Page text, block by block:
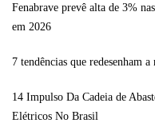
Fenabrave prevê alta de 3%
em 2026
7 tendências que redesenham
14 Impulso Da Cadeia de
Elétricos No Brasil